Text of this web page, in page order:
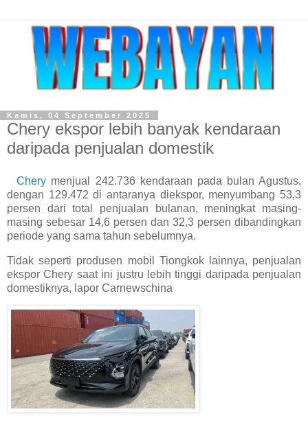
Kamis, 04 September 2025
Chery ekspor lebih banyak kendaraan
daripada penjualan domestik
Chery menjual 242.736 kendaraan pada bulan Agustus,
dengan 129.472 di antaranya diekspor, menyumbang 53,3
persen dari total penjualan bulanan, meningkat masing-
masing sebesar 14,6 persen dan 32,3 persen dibandingkan
periode yang sama tahun sebelumnya.
Tidak seperti produsen mobil Tiongkok lainnya, penjualan
ekspor Chery saat ini justru lebih tinggi daripada penjualan
domestiknya, lapor Carnewschina